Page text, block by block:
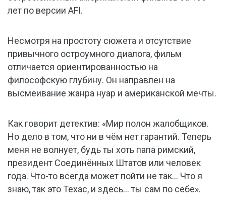
лет по версии AFI.
Несмотря на простоту сюжета и отсутствие
привычного остроумного диалога, фильм
отличается ориентированностью на
философскую глубину. Он направлен на
высмеивание жанра нуар и американской мечты.
Как говорит детектив: «Мир полон жалобщиков.
Но дело в том, что ни в чём нет гарантий. Теперь
меня не волнует, будь ты хоть папа римский,
президент Соединённых Штатов или человек
года. Что-то всегда может пойти не так… Что я
знаю, так это Техас, и здесь… ты сам по себе».